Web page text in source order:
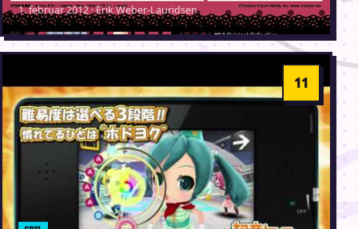
1. februar 2012 · Erik Weber-Lauridsen